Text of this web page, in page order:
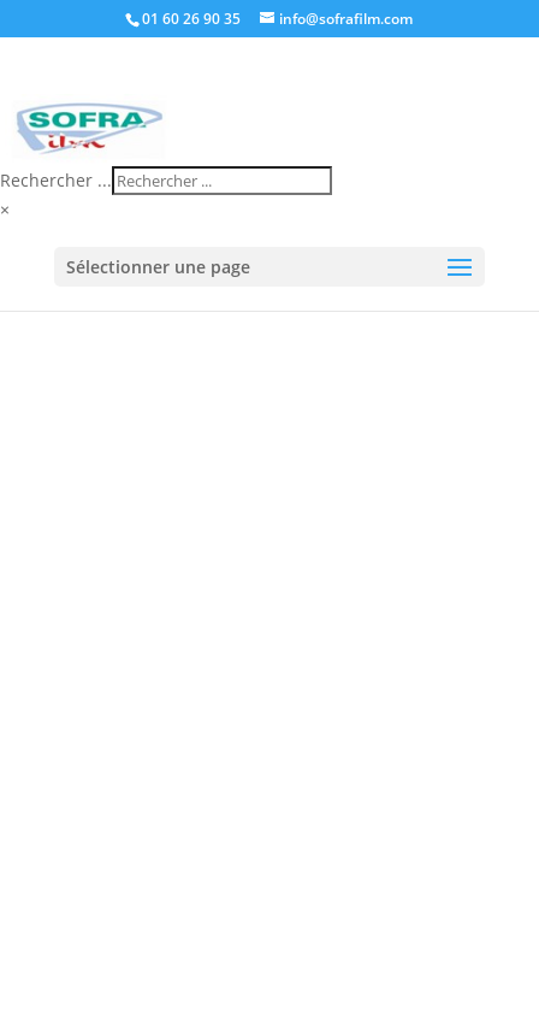
01 60 26 90 35 info@sofrafilm.com
Rechercher ...
×
Sélectionner une page
manuel/ Banderolage manuel HANDWRAP ONE